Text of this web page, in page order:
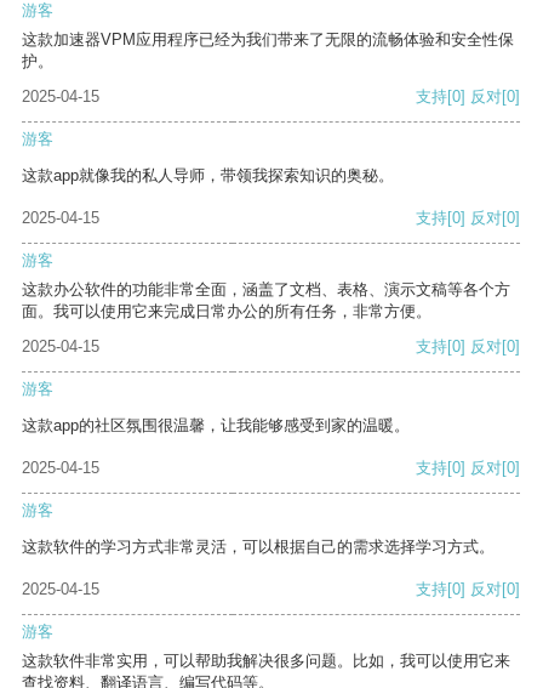
游客
这款加速器VPM应用程序已经为我们带来了无限的流畅体验和安全性保
护。
2025-04-15
支持[0] 反对[0]
游客
这款app就像我的私人导师，带领我探索知识的奥秘。
2025-04-15 支持[0] 反对[0]
游客
这款办公软件的功能非常全面，涵盖了文档、表格、演示文稿等各个方
面。我可以使用它来完成日常办公的所有任务，非常方便。
2025-04-15
支持[0] 反对[0]
游客
这款app的社区氛围很温馨，让我能够感受到家的温暖。
2025-04-15 支持[0] 反对[0]
游客
这款软件的学习方式非常灵活，可以根据自己的需求选择学习方式。
2025-04-15 支持[0] 反对[0]
游客
这款软件非常实用，可以帮助我解决很多问题。比如，我可以使用它来
查找资料、翻译语言、编写代码等。